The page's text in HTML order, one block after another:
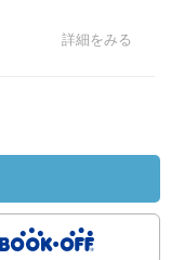
詳細をみる